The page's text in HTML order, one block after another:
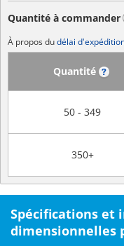
Quantité à commander
À propos dudélai
Quantité
50 - 349
350+
Spécifications et
dimensionnelles